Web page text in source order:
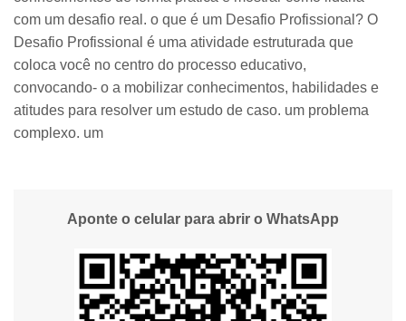
com um desafio real. o que é um Desafio Profissional? O
Desafio Profissional é uma atividade estruturada que
coloca você no centro do processo educativo,
convocando- o a mobilizar conhecimentos, habilidades e
atitudes para resolver um estudo de caso. um problema
complexo. um
Aponte o celular para abrir o WhatsApp